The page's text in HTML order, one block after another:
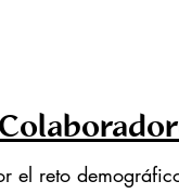
el reto